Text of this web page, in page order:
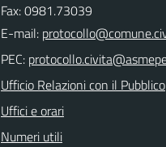
Fax: 0981.73039
E-mail:
PEC:
Ufficio Relazioni con il Pubblico
Uffici e orari
Numeri utili